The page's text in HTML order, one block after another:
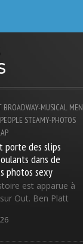
BROADWAY-MUSICAL MEN
PEOPLE STEAMY-PHOTOS
porte des slips
dans de
photos sexy
est apparue à
Out. Ben Platt